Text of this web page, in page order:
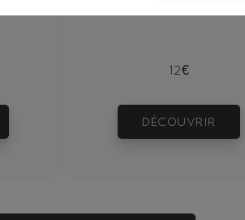
12€
DÉCOUVRIR